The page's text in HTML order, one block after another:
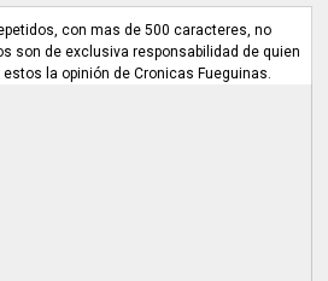
con mas de 500 caracteres, no
son de exclusiva responsabilidad de quien
la opinión de Cronicas Fueguinas.